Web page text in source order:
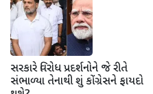
સરકારે વિરોધ પ્રદર્શનોને જે રીતે
સંભાળ્યા તેનાથી શું કોંગ્રેસને ફાયદો